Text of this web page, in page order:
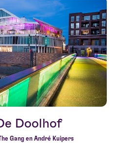
Doolhof
Gang en André Kuipers